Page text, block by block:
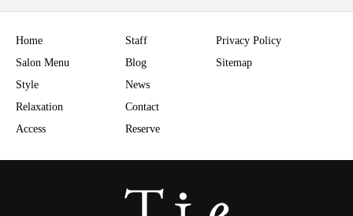
Home
Salon Menu
Style
Relaxation
Access
Staff
Blog
News
Contact
Reserve
Privacy Policy
Sitemap